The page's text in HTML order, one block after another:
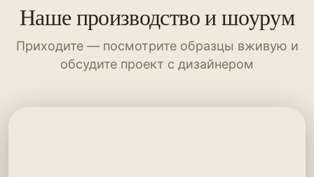
Наше производство и шоурум
Приходите — посмотрите образцы вживую и
обсудите проект с дизайнером